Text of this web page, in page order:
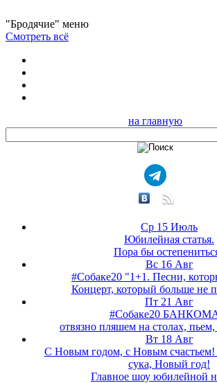
"Бродячие" меню
Смотреть всё
на главную
Ср 15 Июль
Юбилейная статья.
Пора бы
Вс 16 Авг
#Собаке20 "1+1. Песни,
Концерт, который больше не
Пт 21 Авг
#Собаке20
отвязно пляшем на столах,
Вт 18 Авг
С Новым годом, с Новым счастьем!
сука, Новый год!
Главное шоу юбилейной